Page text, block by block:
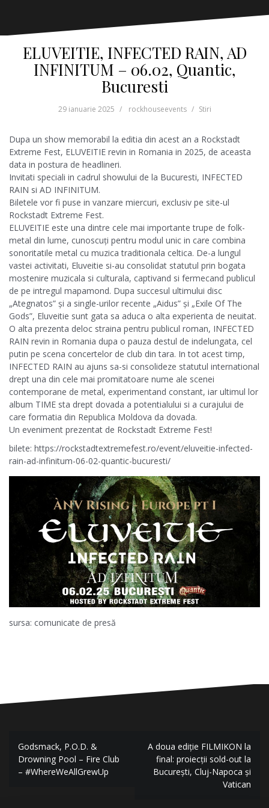
ELUVEITIE, INFECTED RAIN, AD
INFINITUM – 06.02, Quantic,
Bucuresti
29 ianuarie 2025 rockhouseevents Stiri
Dupa un show memorabil la editia din acest an a Rockstadt
Extreme Fest, ELUVEITIE revin in Romania in 2025, de aceasta
data in postura de headlineri.
Invitati speciali in cadrul showului de la Bucuresti, INFECTED
RAIN si AD INFINITUM.
Biletele vor fi puse in vanzare miercuri, exclusiv pe site-ul
Rockstadt Extreme Fest.
ELUVEITIE este una dintre cele mai importante trupe de folk-
metal din lume, cunoscuți pentru modul unic in care combina
sonoritatile metal cu muzica traditionala celtica. De-a lungul
vastei activitati, Eluveitie si-au consolidat statutul prin bogata
mostenire muzicala si culturala, captivand si fermecand publicul
de pe intregul mapamond. Dupa succesul ultimului disc
„Ategnatos” și a single-urilor recente „Aidus” și „Exile Of The
Gods”, Eluveitie sunt gata sa aduca o alta experienta de neuitat.
O alta prezenta deloc straina pentru publicul roman, INFECTED
RAIN revin in Romania dupa o pauza destul de indelungata, cel
putin pe scena concertelor de club din tara. In tot acest timp,
INFECTED RAIN au ajuns sa-si consolideze statutul international
drept una din cele mai promitatoare nume ale scenei
contemporane de metal, experimentand constant, iar ultimul lor
album TIME sta drept dovada a potentialului si a curajului de
care formatia din Republica Moldova da dovada.
Un eveniment prezentat de Rockstadt Extreme Fest!
bilete: https://rockstadtextremefest.ro/event/eluveitie-infected-
rain-ad-infinitum-06-02-quantic-bucuresti/
sursa: comunicate de presă
N
Godsmack, P.O.D. &
Drowning Pool – Fire Club
– #WhereWeAllGrewUp
A doua ediție FILMIKON la
final: proiecții sold-out la
București, Cluj-Napoca și
Vatican